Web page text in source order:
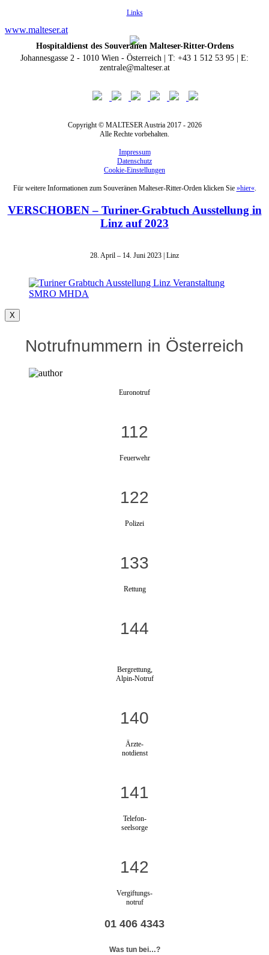
Links
www.malteser.at
Hospitaldienst des Souveränen Malteser-Ritter-Ordens
Johannesgasse 2 - 1010 Wien - Österreich | T: +43 1 512 53 95 | E:
zentrale@malteser.at
Copyright © MALTESER Austria 2017 - 2026
Alle Rechte vorbehalten.
Impressum
Datenschutz
Cookie-Einstellungen
Für weitere Informationen zum Souveränen Malteser-Ritter-Orden klicken Sie »hier«.
VERSCHOBEN – Turiner-Grabtuch Ausstellung in
Linz auf 2023
28. April – 14. Juni 2023 | Linz
X
Notrufnummern in Österreich
Euronotruf
112
Feuerwehr
122
Polizei
133
Rettung
144
Bergrettung,
Alpin-Notruf
140
Ärzte-
notdienst
141
Telefon-
seelsorge
142
Vergiftungs-
notruf
01 406 4343
Was tun bei…?